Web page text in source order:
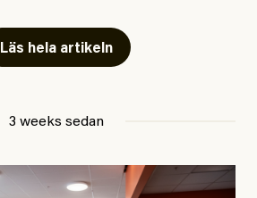
i hettan? Känns det som en
annat vore fullständigt orimligt.
återhållsam när han
de globala temperaturerna för
Läs hela artikeln
3 weeks sedan